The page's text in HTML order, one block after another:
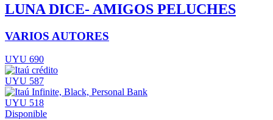
LUNA DICE- AMIGOS PELUCHES
VARIOS AUTORES
UYU 690
UYU 587
UYU 518
Disponible